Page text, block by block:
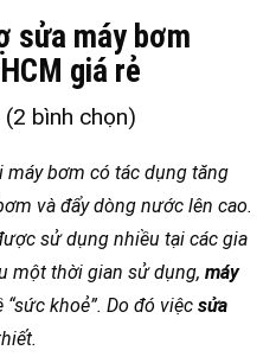
sửa máy bơm
giá rẻ
bình chọn)
bơm có tác dụng tăng
và đẩy dòng nước lên cao.
sử dụng nhiều tại các gia
một thời gian sử dụng, máy
“sức khoẻ”. Do đó việc sửa